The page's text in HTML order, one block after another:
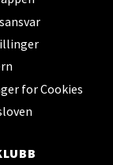
for Cookies